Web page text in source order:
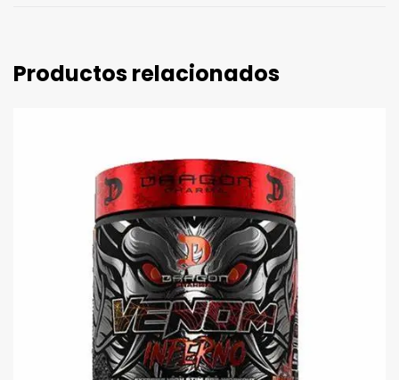
Productos relacionados